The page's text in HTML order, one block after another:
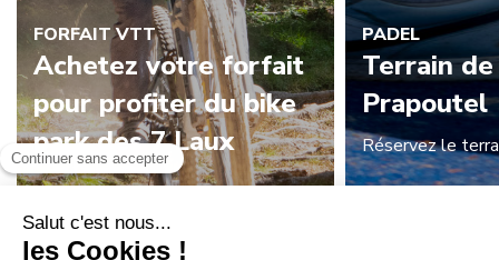
FORFAIT VTT
Achetez votre forfait
pour profiter du bike
park des 7 Laux
PADEL
Terrain
Prapoutel
Réservez le